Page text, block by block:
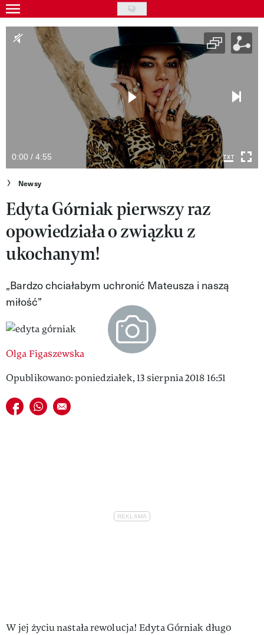
Skip
to
main
Gwiazdy
Kultura
Wideo
Nasze akcje
VIVA!ART
VIVA!MODA
VIVA!MAN
VIVA!PEOPLE POWER
VIVA!ITAKA
MAGAZYN VIVA!
0:00 / 4:55
Newsy
Edyta Górniak pierwszy raz
opowiedziała o związku z
ukochanym!
„Bardzo chciałabym uchronić Mateusza i naszą
miłość”
Olga Figaszewska
Opublikowano: poniedziałek, 13 sierpnia 2018 16:51
Udostępnij na facebook
Udostępnij na whatsapp
E-mail do przyjaciela
W jej życiu nastała rewolucja! Edyta Górniak długo